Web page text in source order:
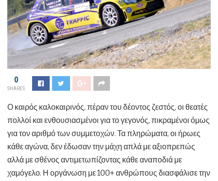
0
SHARES
Ο καιρός καλοκαιρινός, πέραν του δέοντος ζεστός, οι θεατές
πολλοί και ενθουσιασμένοι για το γεγονός, πικραμένοι όμως
για τον αριθμό των συμμετοχών. Τα πληρώματα, οι ήρωες
κάθε αγώνα, δεν έδωσαν την μάχη απλά με αξιοπρεπώς
αλλά με σθένος αντιμετωπίζοντας κάθε αναποδιά με
χαμόγελο. Η οργάνωση με 100+ ανθρώπους διασφάλισε την